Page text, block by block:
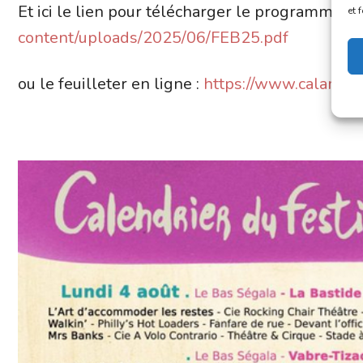
et
Et ici le lien pour télécharger le programme :
content/uploads/2025/06/FEB25.pdf
ou le feuilleter en ligne : https://